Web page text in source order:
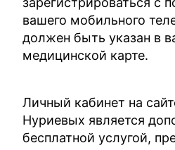
вашего мобильного
должен быть указан в
медицинской карте.
Личный кабинет на
Нуриевых является
бесплатной услугой,